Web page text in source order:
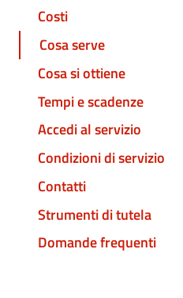
Costi
Cosa serve
Cosa si ottiene
Tempi e scadenze
Accedi al servizio
Condizioni di servizio
Contatti
Strumenti di tutela
Domande frequenti